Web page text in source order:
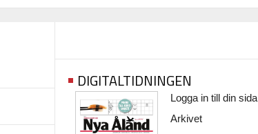
DIGITALTIDNINGEN
Logga in till din sida
Arkivet